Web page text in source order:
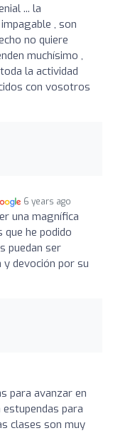
... la
, son
no quiere
muchísimo ,
la actividad
con vosotros
6 years ago
una magnífica
he podido
puedan ser
devoción por su
para avanzar en
para
clases son muy